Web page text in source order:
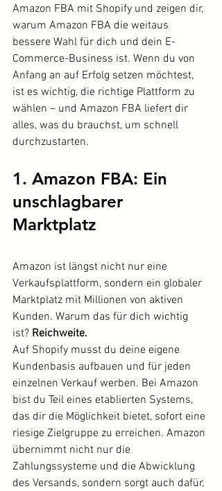
Amazon FBA mit Shopify und zeigen dir,
warum Amazon FBA die weitaus
bessere Wahl für dich und dein E-
Commerce-Business ist. Wenn du von
Anfang an auf Erfolg setzen möchtest,
ist es wichtig, die richtige Plattform zu
wählen – und Amazon FBA liefert dir
alles, was du brauchst, um schnell
durchzustarten.
1. Amazon FBA: Ein
unschlagbarer
Marktplatz
Amazon ist längst nicht nur eine
Verkaufsplattform, sondern ein globaler
Marktplatz mit Millionen von aktiven
Kunden. Warum das für dich wichtig
ist? Reichweite.
Auf Shopify musst du deine eigene
Kundenbasis aufbauen und für jeden
einzelnen Verkauf werben. Bei Amazon
bist du Teil eines etablierten Systems,
das dir die Möglichkeit bietet, sofort eine
riesige Zielgruppe zu erreichen. Amazon
übernimmt nicht nur die
Zahlungssysteme und die Abwicklung
des Versands, sondern sorgt auch dafür,